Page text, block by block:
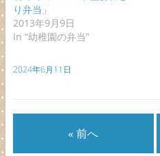
り弁当」
2013年9月9日
In “幼稚園の弁当”
2024年6月11日
« 前へ